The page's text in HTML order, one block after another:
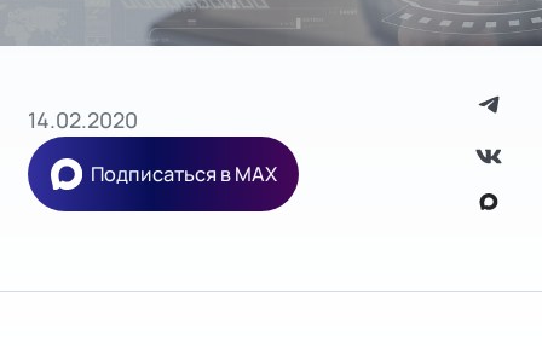
14.02.2020
Подписаться в MAX